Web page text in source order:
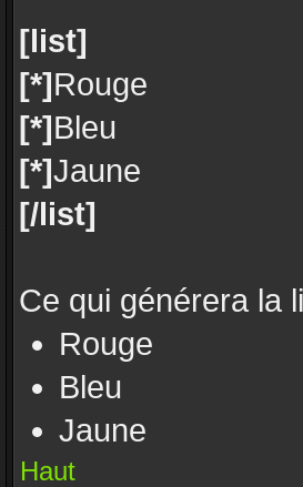
[list]
[*]Rouge
[*]Bleu
[*]Jaune
[/list]
Ce qui générera la
Rouge
Bleu
Jaune
Haut